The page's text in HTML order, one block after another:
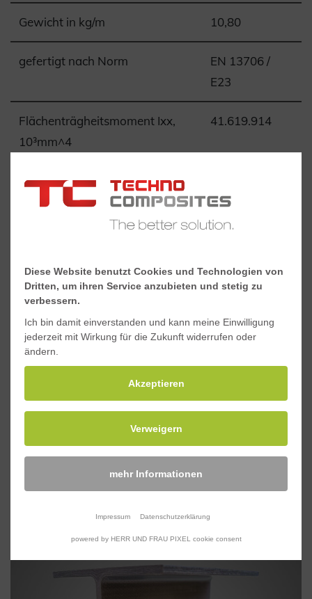
Gewicht in kg/m 10,80
gefertigt nach Norm
EN 13706 /
E23
Flächenträgheitsmoment Ixx,
10³mm^4
41.619.914
Flächenträgheitsmoment Iyy,
10³mm^4
Schwerpunkt y, mm 100
Schwerpunkt x, mm 100
Downloads
Sicherheitsdatenblatt Standard-GFK-Profile
Anfragen
Diese Website benutzt Cookies und Technologien von
Dritten, um ihren Service anzubieten und stetig zu
verbessern.
Ich bin damit einverstanden und kann meine Einwilligung
jederzeit mit Wirkung für die Zukunft widerrufen oder
ändern.
Akzeptieren
Verweigern
mehr Informationen
Impressum Datenschutzerklärung
powered by HERR UND FRAU PIXEL cookie consent